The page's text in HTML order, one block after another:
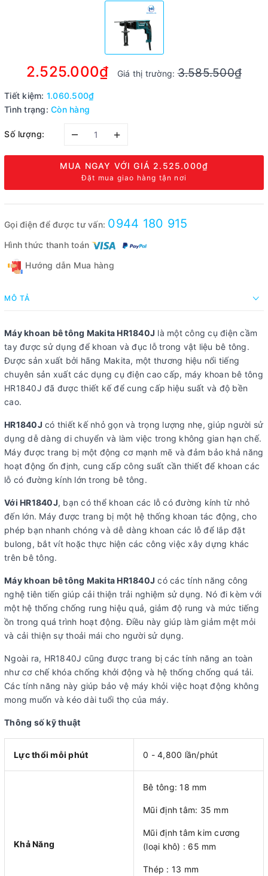
2.525.000₫ Giá thị trường:3.585.500₫
Tiết kiệm: 1.060.500₫
Tình trạng: Còn hàng
Số lượng: – +
MUA NGAY VỚI GIÁ 2.525.000₫
Đặt mua giao hàng tận nơi
Gọi điện để được tư vấn: 0944 180 915
Hình thức thanh toán
Hướng dẫn Mua hàng
MÔ TẢ
Máy khoan bê tông Makita HR1840J là một công cụ điện cầm
tay được sử dụng để khoan và đục lỗ trong vật liệu bê tông.
Được sản xuất bởi hãng Makita, một thương hiệu nổi tiếng
chuyên sản xuất các dụng cụ điện cao cấp, máy khoan bê tông
HR1840J đã được thiết kế để cung cấp hiệu suất và độ bền
cao.
HR1840J có thiết kế nhỏ gọn và trọng lượng nhẹ, giúp người sử
dụng dễ dàng di chuyển và làm việc trong không gian hạn chế.
Máy được trang bị một động cơ mạnh mẽ và đảm bảo khả năng
hoạt động ổn định, cung cấp công suất cần thiết để khoan các
lỗ có đường kính lớn trong bê tông.
Với HR1840J, bạn có thể khoan các lỗ có đường kính từ nhỏ
đến lớn. Máy được trang bị một hệ thống khoan tác động, cho
phép bạn nhanh chóng và dễ dàng khoan các lỗ để lắp đặt
bulong, bắt vít hoặc thực hiện các công việc xây dựng khác
trên bê tông.
Máy khoan bê tông Makita HR1840J có các tính năng công
nghệ tiên tiến giúp cải thiện trải nghiệm sử dụng. Nó đi kèm với
một hệ thống chống rung hiệu quả, giảm độ rung và mức tiếng
ồn trong quá trình hoạt động. Điều này giúp làm giảm mệt mỏi
và cải thiện sự thoải mái cho người sử dụng.
Ngoài ra, HR1840J cũng được trang bị các tính năng an toàn
như cơ chế khóa chống khởi động và hệ thống chống quá tải.
Các tính năng này giúp bảo vệ máy khỏi việc hoạt động không
mong muốn và kéo dài tuổi thọ của máy.
Thông số kỹ thuật
Lực thổi mỗi phút 0 - 4,800 lần/phút
Khả Năng
Bê tông: 18 mm
Mũi định tâm: 35 mm
Mũi định tâm kim cương
(loại khô) : 65 mm
Thép : 13 mm